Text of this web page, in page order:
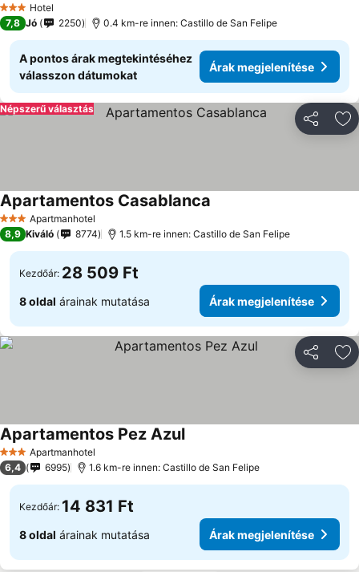
3 Kategória
Hotel
7,8 Jó 2250 0.4 km-re innen: Castillo de San Felipe
A pontos árak megtekintéséhez
válasszon dátumokat
Árak megjelenítése
Népszerű választás
3 KategóriaApartmanhotel
Apartamentos Casablanca
8,9 Kiváló 8774 1.5 km-re innen: Castillo de San Felipe
Kezdőár: 28 509 Ft
8 oldal árainak mutatása Árak megjelenítése
3 KategóriaApartmanhotel
Apartamentos Pez Azul
6,4 6995 1.6 km-re innen: Castillo de San Felipe
Kezdőár: 14 831 Ft
8 oldal árainak mutatása Árak megjelenítése